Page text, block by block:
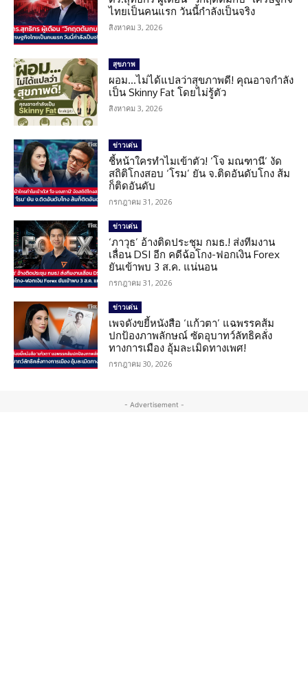
ไทยเป็นคนแรก วันนี้กำลังเป็นจริง
สิงหาคม 3, 2026
สุขภาพ
ผอม…ไม่ได้แปลว่าสุขภาพดี! คุณอาจกำลัง
เป็น Skinny Fat โดยไม่รู้ตัว
สิงหาคม 3, 2026
ข่าวเด่น
ชี้หน้าใครทำไมเข้าตัว! ‘โจ มณฑานี’ งัด
สถิติโกงสอบ ‘โรม’ ยัน จ.ติดอันดับโกง ส้ม
ก็ติดอันดับ
กรกฎาคม 31, 2026
ข่าวเด่น
‘ภาวุธ’ อ้างติดประชุม กมธ.! ส่งทีมงาน
เลื่อน DSI อีก คดีฉ้อโกง-ฟอกเงิน Forex
ยันเข้าพบ 3 ส.ค. แน่นอน
กรกฎาคม 31, 2026
ข่าวเด่น
เพจดังขยี้หนังสือ ‘แก้วตา’ แฉพรรคส้ม
ปกป้องภาพลักษณ์ ซัดอุบาทว์ลัทธิคลั่ง
ทางการเมือง อุ้มละเมิดทางเพศ!
กรกฎาคม 30, 2026
- Advertisement -